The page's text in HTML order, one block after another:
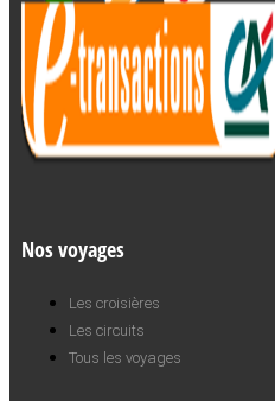
Nos voyages
Les croisières
Les circuits
Tous les voyages